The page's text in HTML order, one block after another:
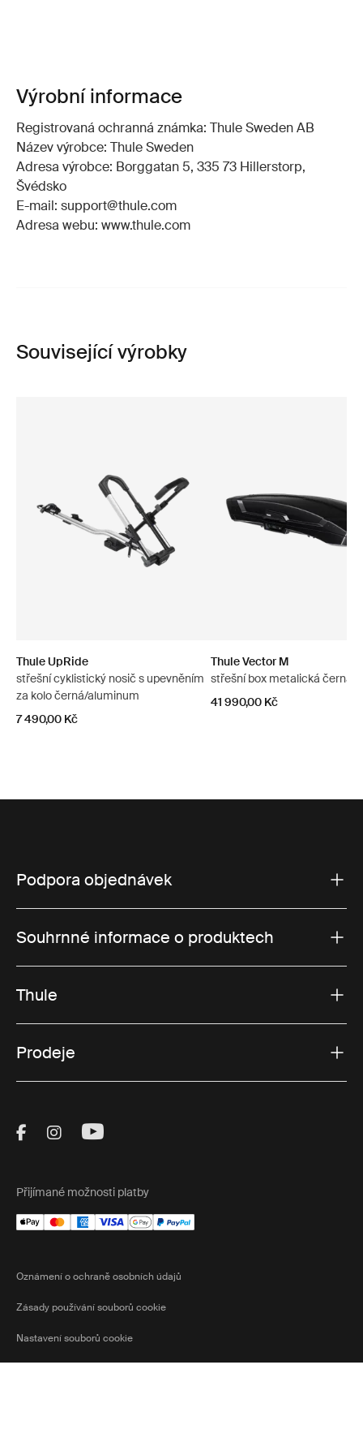
Výrobní informace
Registrovaná ochranná známka: Thule Sweden AB
Název výrobce: Thule Sweden
Adresa výrobce: Borggatan 5, 335 73 Hillerstorp,
Švédsko
E-mail: support@thule.com
Adresa webu: www.thule.com
Související výrobky
Thule UpRide
střešní cyklistický nosič s upevněním
za kolo černá/aluminum
7 490,00 Kč
Thule Vector M
střešní box metalická černá
41 990,00 Kč
Podpora objednávek
Souhrnné informace o produktech
Thule
Prodeje
Visit Thule on Facebook (external link)
Visit Thule on Instagram (external link)
Visit Thule on Youtube (external
Přijímané možnosti platby
Oznámení o ochraně osobních údajů
Zásady používání souborů cookie
Nastavení souborů cookie